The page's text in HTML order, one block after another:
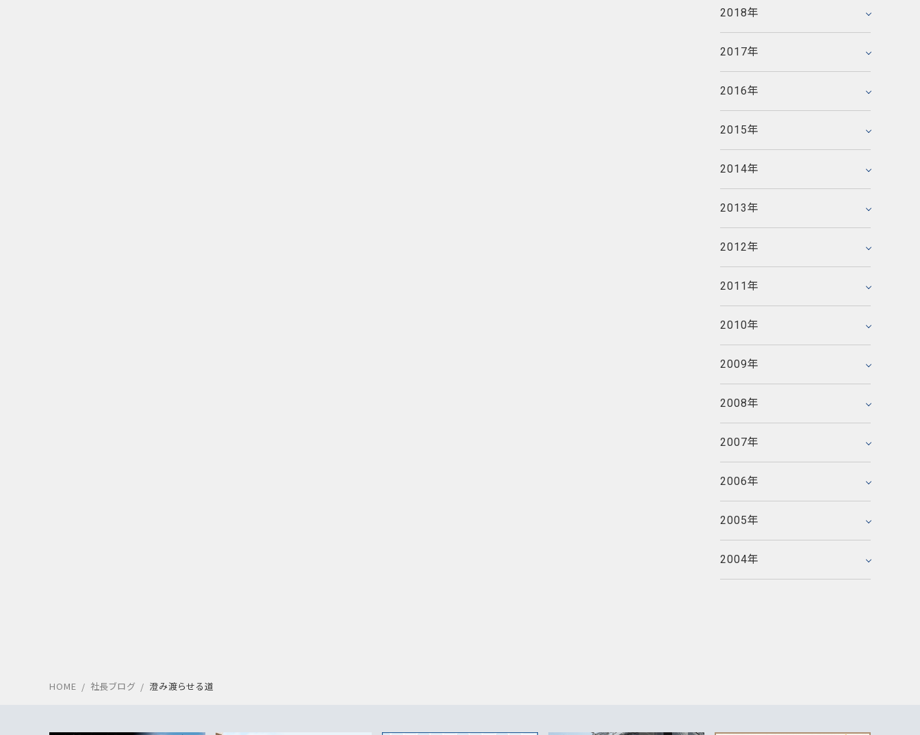
2018年
2018年1月
2017年
2017年3月
2017年1月
2016年
2016年3月
2016年1月
2015年
2015年7月
2015年3月
2015年1月
2014年
2014年8月
2014年7月
2014年6月
2014年3月
2014年1月
2013年
2013年8月
2013年7月
2013年6月
2013年3月
2013年1月
2012年
2012年11月
2012年8月
2012年7月
2012年6月
2012年3月
2012年1月
2011年
2011年12月
2011年11月
2011年8月
2011年7月
2011年6月
2011年3月
2011年1月
2010年
2010年12月
2010年11月
2010年8月
2010年7月
2010年6月
2010年3月
2010年1月
2009年
2009年12月
2009年11月
2009年8月
2009年7月
2009年6月
2009年3月
2009年1月
2008年
2008年12月
2008年11月
2008年8月
2008年7月
2008年6月
2008年3月
2008年1月
2007年
2007年12月
2007年11月
2007年8月
2007年7月
2007年6月
2007年3月
2007年1月
2006年
2006年12月
2006年11月
2006年8月
2006年7月
2006年6月
2006年3月
2006年1月
2005年
2005年12月
2005年11月
2005年8月
2005年7月
2005年6月
2005年3月
2005年1月
2004年
2004年12月
HOME 社長ブログ 澄み渡らせる道